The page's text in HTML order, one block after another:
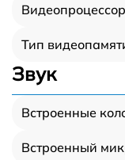
Видеопроцессор
Тип
Звук
Встроенные
Встроенный